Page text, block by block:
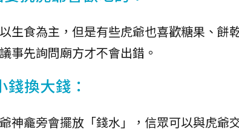
生食為主，但是有些虎爺也喜歡糖果、餅
事先詢問廟方才不會出錯。
換大錢：
神龕旁會擺放「錢水」，信眾可以與虎爺